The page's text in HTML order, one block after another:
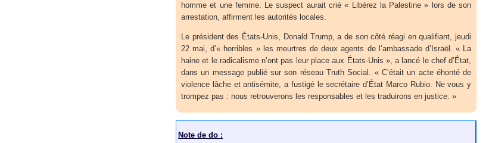
homme et une femme. Le suspect aurait crié « Libérez la Palestine » lors de son
arrestation, affirment les autorités locales.
Le président des États-Unis, Donald Trump, a de son côté réagi en qualifiant, jeudi
22 mai, d’« horribles » les meurtres de deux agents de l’ambassade d’Israël. « La
haine et le radicalisme n’ont pas leur place aux États-Unis », a lancé le chef d’État,
dans un message publié sur son réseau Truth Social. « C’était un acte éhonté de
violence lâche et antisémite, a fustigé le secrétaire d’État Marco Rubio. Ne vous y
trompez pas : nous retrouverons les responsables et les traduirons en justice. »
Note de do :